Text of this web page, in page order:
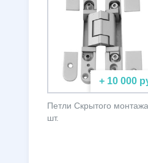
+ 10 000
Петли Скрытого
шт.